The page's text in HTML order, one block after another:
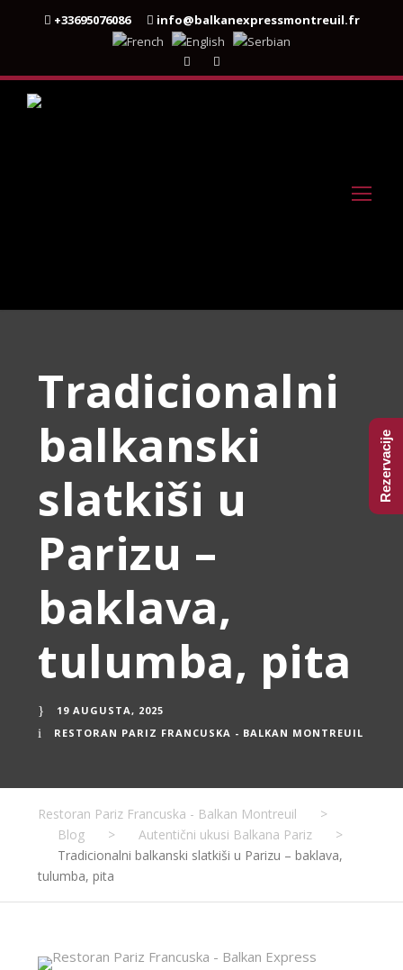
+33695076086 info@balkanexpressmontreuil.fr
Tradicionalni
balkanski
slatkiši u
Parizu –
baklava,
tulumba, pita
19 AUGUSTA, 2025
RESTORAN PARIZ FRANCUSKA - BALKAN MONTREUIL
Restoran Pariz Francuska - Balkan Montreuil
>
Blog
> Autentični ukusi Balkana Pariz
>
Tradicionalni balkanski slatkiši u Parizu – baklava,
tulumba, pita
Rezervacije